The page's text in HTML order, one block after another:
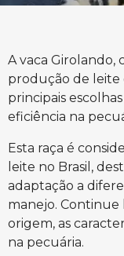
A vaca Girolando,
produção de leite
principais
eficiência na
Esta raça é
leite no Brasil,
adaptação a
manejo. Continue
origem, as
na pecuária.